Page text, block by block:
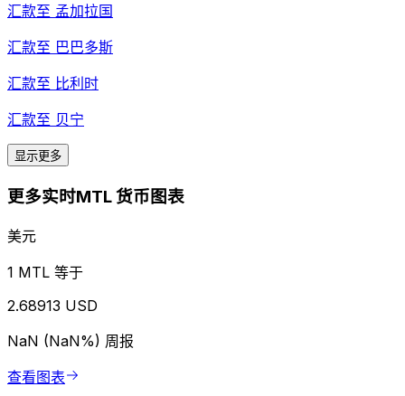
汇款至 孟加拉国
汇款至 巴巴多斯
汇款至 比利时
汇款至 贝宁
显示更多
更多实时MTL 货币图表
美元
1 MTL 等于
2.68913 USD
NaN (NaN%) 周报
查看图表